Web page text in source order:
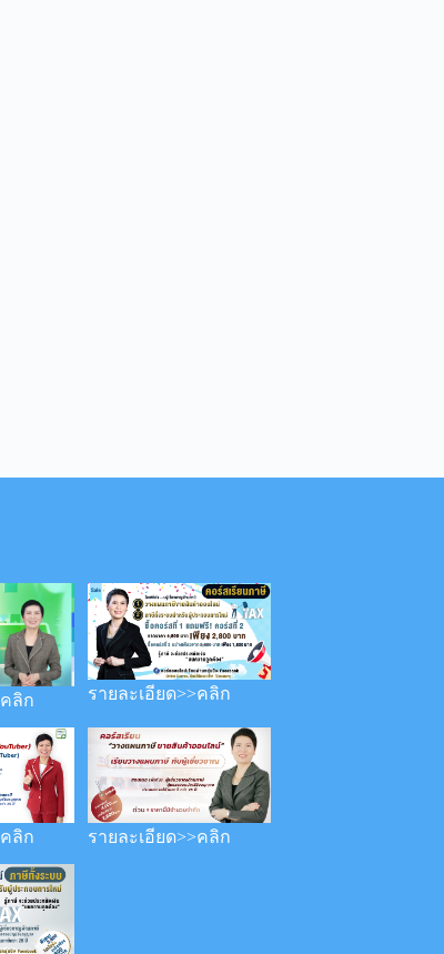
ลิก รายละเอียด>>คลิก
ลิก รายละเอียด>>คลิก